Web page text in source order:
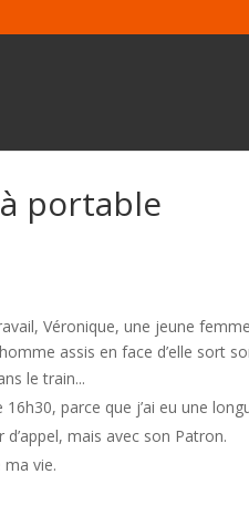
à portable
Véronique, une jeune
assis en face d’elle sort
le train...
parce que j’ai eu une
mais avec son Patron.
vie.